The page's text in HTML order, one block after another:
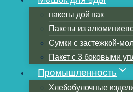
пакеты дой пак
Пакеты из
Сумки с застежкой-
Пакет с 3 боковыми
Промышленность
Хлебобулочные
Оглавление
Факторы, влияющие на
травы в пакете с
Срок годности травки в